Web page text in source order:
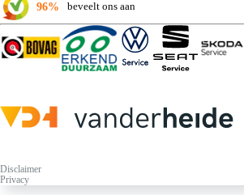
96% beveelt ons aan
Disclaimer
Privacy